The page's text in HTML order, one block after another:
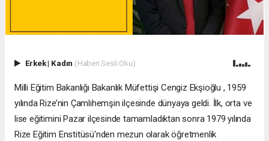
Erkek| Kadın (Haberi Sesli Oku)
Milli Eğitim Bakanlığı Bakanlık Müfettişi Cengiz Ekşioğlu , 1959
yılında Rize’nin Çamlıhemşin ilçesinde dünyaya geldi. İlk, orta ve
lise eğitimini Pazar ilçesinde tamamladıktan sonra 1979 yılında
Rize Eğitim Enstitüsü'nden mezun olarak öğretmenlik